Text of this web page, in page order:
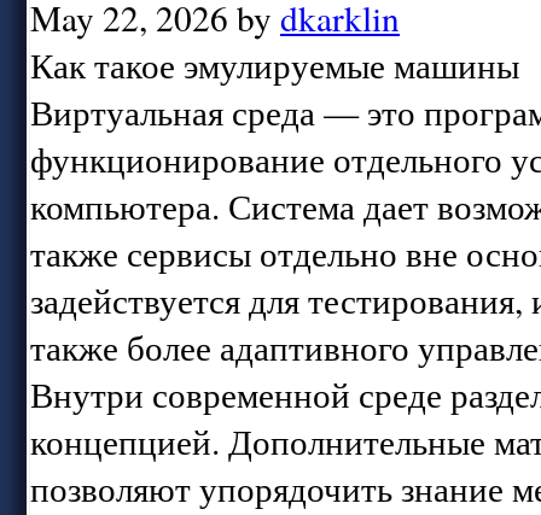
May 22, 2026 by dkarklin
Как такое эмулируемые машины
Виртуальная среда — это
функционирование отдельного
компьютера. Система дает
также сервисы отдельно вне
задействуется для
также более адаптивного
Внутри современной среде
концепцией. Дополнительные
позволяют упорядочить знание